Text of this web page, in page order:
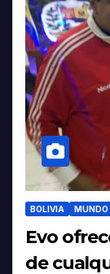
BOLIVIA MUNDO
Evo
de